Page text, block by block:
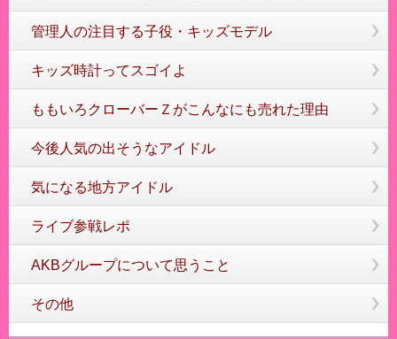
管理人の注目する子役・キッズモデル
キッズ時計ってスゴイよ
ももいろクローバーＺがこんなにも売れた理由
今後人気の出そうなアイドル
気になる地方アイドル
ライブ参戦レポ
AKBグループについて思うこと
その他